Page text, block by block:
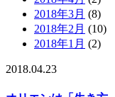
2018年3月 (8)
2018年2月 (10)
2018年1月 (2)
2018.04.23